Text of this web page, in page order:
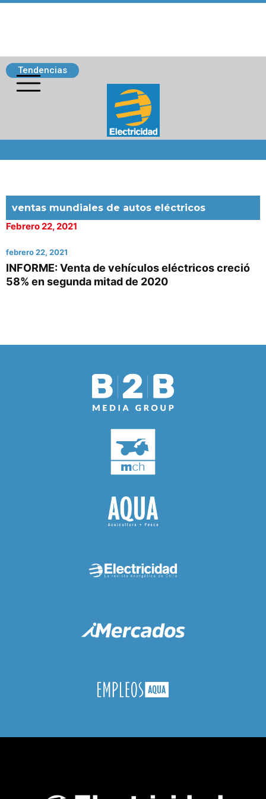
Tendencias
ventas mundiales de autos eléctricos
Febrero 22, 2021
febrero 22, 2021
INFORME: Venta de vehículos eléctricos creció
58% en segunda mitad de 2020